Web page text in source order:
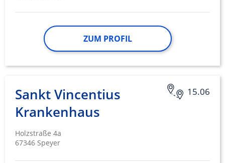
ZUM PROFIL
15.06
Sankt Vincentius
Krankenhaus
Holzstraße 4a
67346 Speyer